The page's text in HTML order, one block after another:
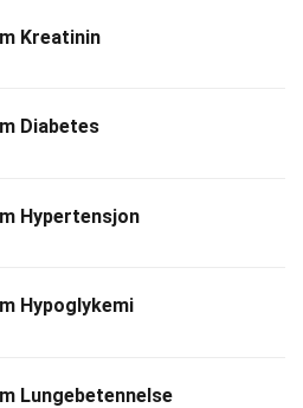
Kreatinin
Diabetes
Hypertensjon
Hypoglykemi
Lungebetennelse